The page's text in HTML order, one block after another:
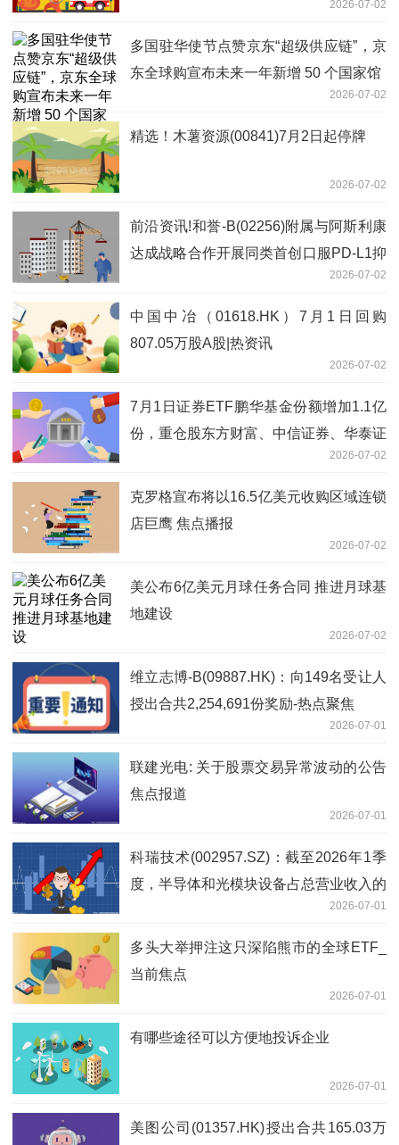
2026-07-02
多国驻华使节点赞京东“超级供应链”，京
东全球购宣布未来一年新增 50 个国家馆
2026-07-02
精选！木薯资源(00841)7月2日起停牌
2026-07-02
前沿资讯!和誉-B(02256)附属与阿斯利康
达成战略合作开展同类首创口服PD-L1抑
制剂ABSK043联合泰瑞沙®治疗非小细
胞肺癌的临床研究
2026-07-02
中国中冶（01618.HK）7月1日回购
807.05万股A股|热资讯
2026-07-02
7月1日证券ETF鹏华基金份额增加1.1亿
份，重仓股东方财富、中信证券、华泰证
2026-07-02
克罗格宣布将以16.5亿美元收购区域连锁
店巨鹰 焦点播报
2026-07-02
美公布6亿美元月球任务合同 推进月球基
地建设
2026-07-02
维立志博-B(09887.HK)：向149名受让人
授出合共2,254,691份奖励-热点聚焦
2026-07-01
联建光电: 关于股票交易异常波动的公告
焦点报道
2026-07-01
科瑞技术(002957.SZ)：截至2026年1季
度，半导体和光模块设备占总营业收入的
2026-07-01
多头大举押注这只深陷熊市的全球ETF_
当前焦点
2026-07-01
有哪些途径可以方便地投诉企业
2026-07-01
美图公司(01357.HK)授出合共165.03万